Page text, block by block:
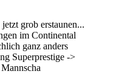
grob erstaunen...
im Continental
ganz anders
Superprestige ->